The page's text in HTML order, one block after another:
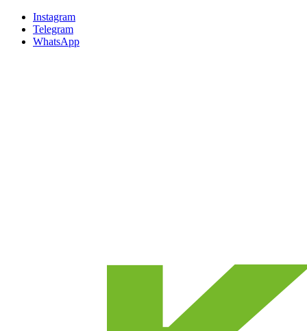
Instagram
Telegram
WhatsApp